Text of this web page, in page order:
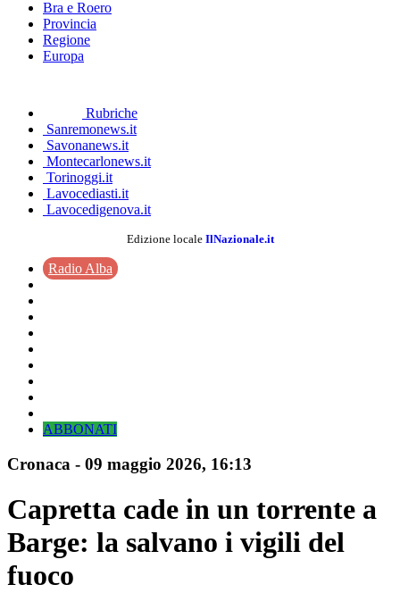
Bra e Roero
Provincia
Regione
Europa
Rubriche
Sanremonews.it
Savonanews.it
Montecarlonews.it
Torinoggi.it
Lavocediasti.it
Lavocedigenova.it
Edizione locale IlNazionale.it
Radio Alba
ABBONATI
Cronaca - 09 maggio 2026, 16:13
Capretta cade in un torrente a
Barge: la salvano i vigili del
fuoco